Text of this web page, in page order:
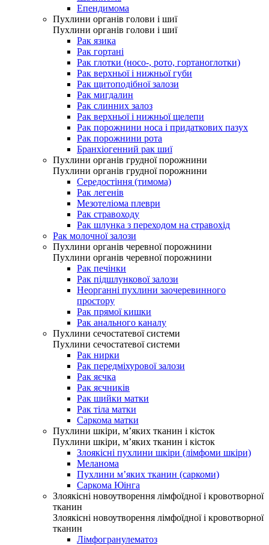
Епендимома
Пухлини органів голови і шиї
Пухлини органів голови і шиї
Рак язика
Рак гортані
Рак глотки (носо-, рото, гортаноглотки)
Рак верхньої і нижньої губи
Рак щитоподібної залози
Рак мигдалин
Рак слинних залоз
Рак верхньої і нижньої щелепи
Рак порожнини носа і придаткових пазух
Рак порожнини рота
Бранхіогенний рак шиї
Пухлини органів грудної порожнини
Пухлини органів грудної порожнини
Середостіння (тимома)
Рак легенів
Мезотеліома плеври
Рак стравоходу
Рак шлунка з переходом на стравохід
Рак молочної залози
Пухлини органів черевної порожнини
Пухлини органів черевної порожнини
Рак печінки
Рак підшлункової залози
Неорганні пухлини заочеревинного
простору
Рак прямої кишки
Рак анального каналу
Пухлини сечостатевої системи
Пухлини сечостатевої системи
Рак нирки
Рак передміхурової залози
Рак яєчка
Рак яєчників
Рак шийки матки
Рак тіла матки
Саркома матки
Пухлини шкіри, м’яких тканин і кісток
Пухлини шкіри, м’яких тканин і кісток
Злоякісні пухлини шкіри (лімфоми шкіри)
Меланома
Пухлини м’яких тканин (саркоми)
Саркома Юінга
Злоякісні новоутворення лімфоїдної і кровотворної
тканин
Злоякісні новоутворення лімфоїдної і кровотворної
тканин
Лімфогранулематоз